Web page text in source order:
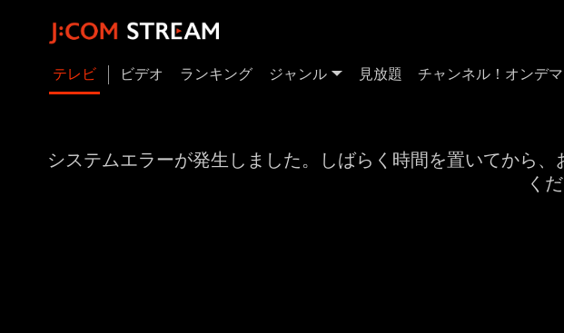
テレビ ビデオ ランキング ジャンル 見放題 チャンネル！オンデ
システムエラーが発生しました。しばらく時間を置いてから
く